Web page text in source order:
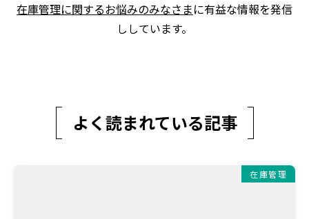
在庫管理に関するお悩みのみなさまに有益な情報を発信
ししています。
よく読まれている記事
在庫管理